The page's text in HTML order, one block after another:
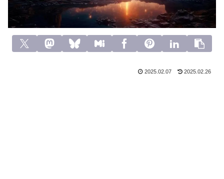
2025.02.07 2025.02.26